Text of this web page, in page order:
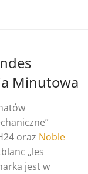
Minutowa
oraz Noble
„les
jest w